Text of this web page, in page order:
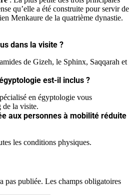
qu’elle a été construite pour servir de
Menkaure de la quatrième dynastie.
dans la visite ?
de Gizeh, le Sphinx, Saqqarah et
est-il inclus ?
en égyptologie vous
de la visite.
aux personnes à mobilité réduite
les conditions physiques.
pas publiée. Les champs obligatoires